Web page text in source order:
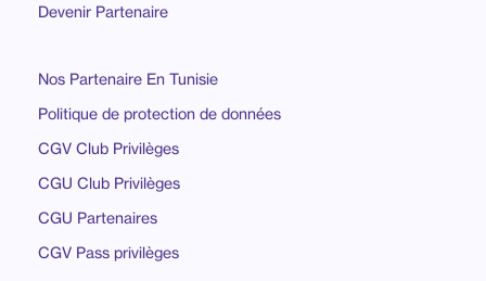
Devenir Partenaire
Nos Partenaire En Tunisie
Politique de protection de données
CGV Club Privilèges
CGU Club Privilèges
CGU Partenaires
CGV Pass privilèges